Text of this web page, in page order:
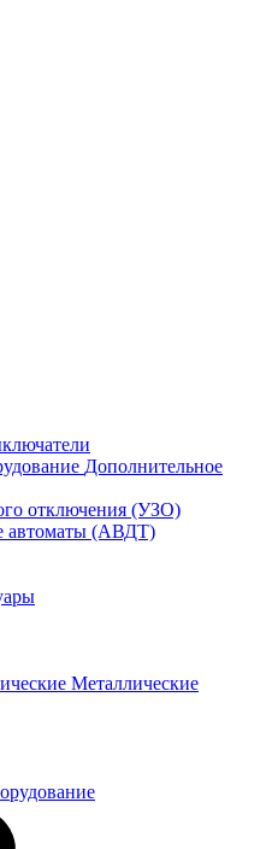
Дополнительное
отключения (УЗО)
автоматы (АВДТ)
Металлические